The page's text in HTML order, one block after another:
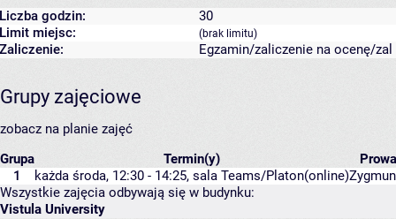
Liczba godzin:
30
Limit miejsc:
(brak limitu)
Zaliczenie: Egzamin/zaliczenie na ocenę/
Grupy zajęciowe
zobacz na planie zajęć
Grupa
Termin(y)
1
każda środa, 12:30 - 14:25, sala Teams/Platon(online)
Wszystkie zajęcia odbywają się w budynku:
Vistula University